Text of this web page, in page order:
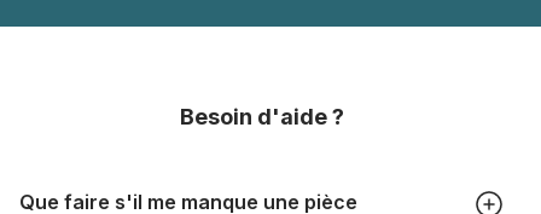
Besoin d'aide ?
Que faire s'il me manque une pièce